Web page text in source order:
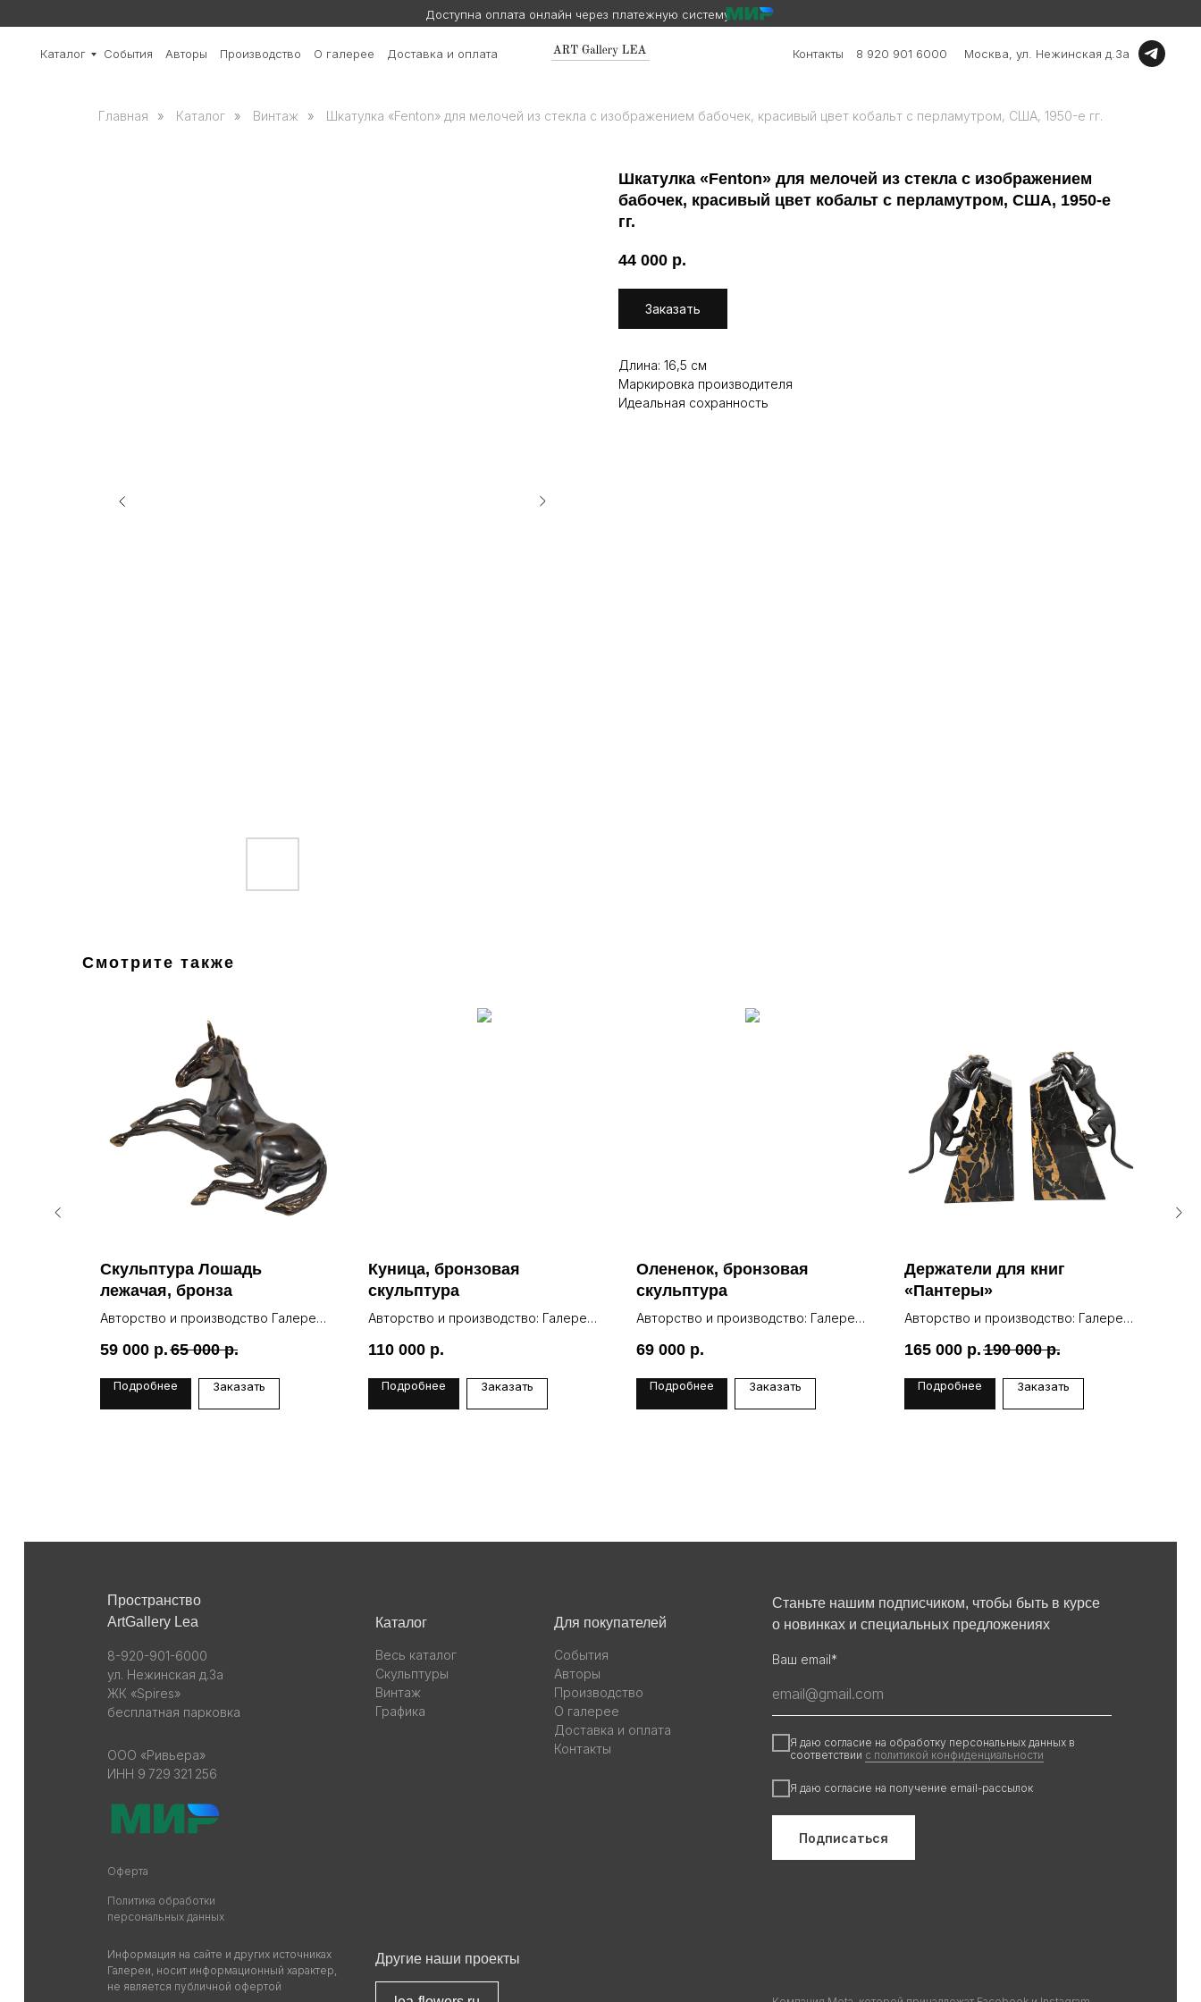
Доступна оплата онлайн через платежную систему
Каталог События Авторы Производство О галерее Доставка и оплата Контакты 8 920 901 6000 Москва, ул. Нежинская д.3а
Главная » Каталог » Винтаж » Шкатулка «Fenton» для мелочей из стекла с изображением бабочек, красивый цвет кобальт с перламутром, CША, 1950-е гг.
Шкатулка «Fenton» для мелочей из стекла с изображением
бабочек, красивый цвет кобальт с перламутром, CША, 1950-е
гг.
44 000 р.
Заказать
Длина: 16,5 см
Маркировка производителя
Идеальная сохранность
Смотрите также
Скульптура Лошадь
лежачая, бронза
Авторство и производство Галерея
59 000 р. 65 000 р.
Подробнее Заказать
Куница, бронзовая
скульптура
Авторство и производство: Галерея
110 000 р.
Подробнее Заказать
Олененок, бронзовая
скульптура
Авторство и производство: Галерея
69 000 р.
Подробнее Заказать
Держатели для книг
«Пантеры»
Авторство и производство: Галерея
165 000 р. 190 000 р.
Подробнее Заказать
Пространство
ArtGallery Lea
Каталог
8-920-901-6000
ул. Нежинская д.3а
ЖК «Spires»
бесплатная парковка
Для покупателей
Станьте нашим подписчиком, чтобы быть в курсе
о новинках и специальных предложениях
Весь каталог
Скульптуры
Винтаж
Графика
Политика обработки
персональных данных
Информация на сайте и других источниках
Галереи, носит информационный характер,
не является публичной офертой
Оферта
ООО «Ривьера»
ИНН 9 729 321 256
События
Авторы
Производство
О галерее
Доставка и оплата
Контакты
Другие наши проекты
Ваш email*
Я даю согласие на обработку персональных данных в
соответствии с политикой конфиденциальности
Я даю согласие на получение email-рассылок
Подписаться